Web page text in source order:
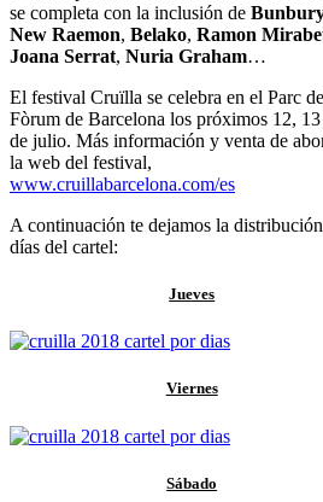
se completa con la inclusión de
New Raemon, Belako, Ramon
Joana Serrat, Nuria Graham…
El festival Cruïlla se celebra en el Parc
Fòrum de Barcelona los próximos 12,
de julio. Más información y venta de
la web del festival,
www.cruillabarcelona.com/es
A continuación te dejamos la
días del cartel:
Jueves
Viernes
Sábado